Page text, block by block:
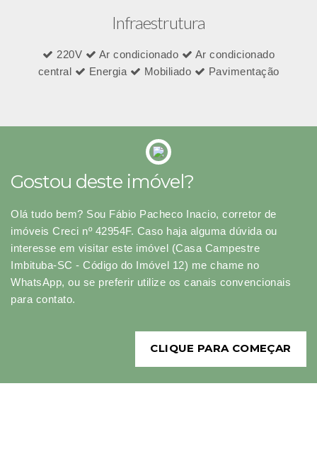
Infraestrutura
220V Ar condicionado
Ar condicionado
central
Energia Mobiliado Pavimentação
Gostou deste imóvel?
Olá tudo bem? Sou Fábio Pacheco Inacio, corretor de
imóveis Creci nº 42954F. Caso haja alguma dúvida ou
interesse em visitar este imóvel (Casa Campestre
Imbituba-SC - Código do Imóvel 12) me chame no
WhatsApp, ou se preferir utilize os canais convencionais
para contato.
CLIQUE PARA COMEÇAR